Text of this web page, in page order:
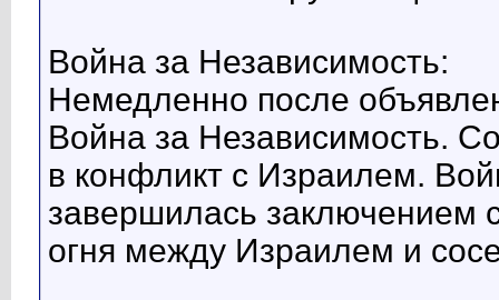
Война за Независимость:
Немедленно после
Война за Независимость.
в конфликт с Израилем.
завершилась заключением
огня между Израилем и